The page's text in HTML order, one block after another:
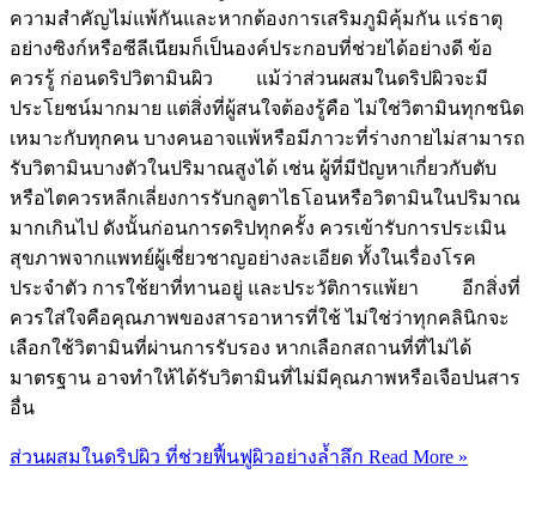
ความสำคัญไม่แพ้กันและหากต้องการเสริมภูมิคุ้มกัน แร่ธาตุ
อย่างซิงก์หรือซีลีเนียมก็เป็นองค์ประกอบที่ช่วยได้อย่างดี ข้อ
ควรรู้ ก่อนดริปวิตามินผิว แม้ว่าส่วนผสมในดริปผิวจะมี
ประโยชน์มากมาย แต่สิ่งที่ผู้สนใจต้องรู้คือ ไม่ใช่วิตามินทุกชนิด
เหมาะกับทุกคน บางคนอาจแพ้หรือมีภาวะที่ร่างกายไม่สามารถ
รับวิตามินบางตัวในปริมาณสูงได้ เช่น ผู้ที่มีปัญหาเกี่ยวกับตับ
หรือไตควรหลีกเลี่ยงการรับกลูตาไธโอนหรือวิตามินในปริมาณ
มากเกินไป ดังนั้นก่อนการดริปทุกครั้ง ควรเข้ารับการประเมิน
สุขภาพจากแพทย์ผู้เชี่ยวชาญอย่างละเอียด ทั้งในเรื่องโรค
ประจำตัว การใช้ยาที่ทานอยู่ และประวัติการแพ้ยา อีกสิ่งที่
ควรใส่ใจคือคุณภาพของสารอาหารที่ใช้ ไม่ใช่ว่าทุกคลินิกจะ
เลือกใช้วิตามินที่ผ่านการรับรอง หากเลือกสถานที่ที่ไม่ได้
มาตรฐาน อาจทำให้ได้รับวิตามินที่ไม่มีคุณภาพหรือเจือปนสาร
อื่น
ส่วนผสมในดริปผิว ที่ช่วยฟื้นฟูผิวอย่างล้ำลึก Read More »